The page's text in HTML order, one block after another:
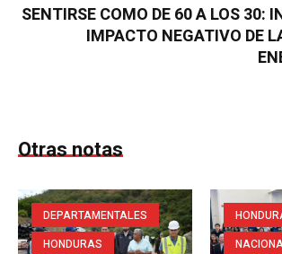
SENTIRSE COMO DE 60 A LOS 30:
IMPACTO NEGATIVO DE
Otras notas
DEPARTAMENTALES
HONDURAS